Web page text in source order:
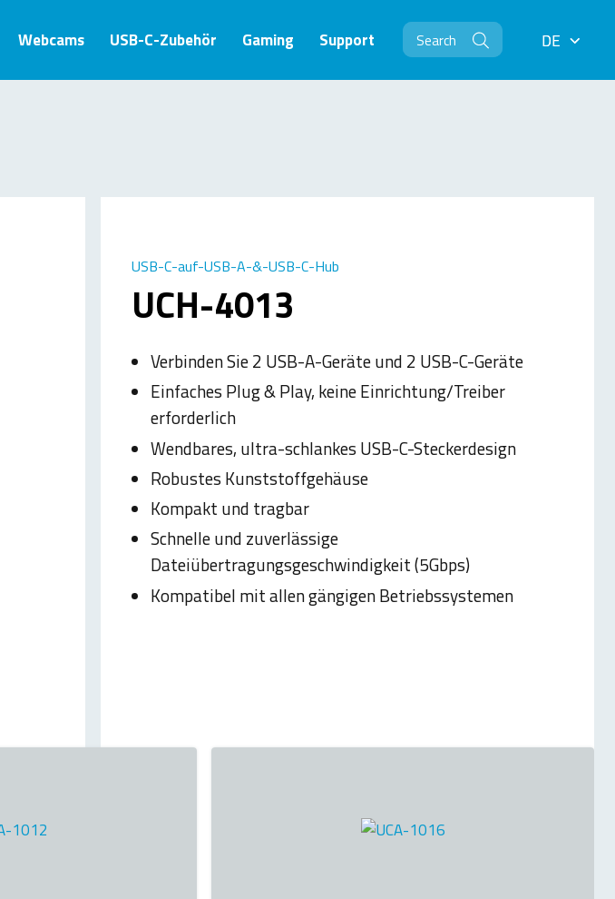
Webcams USB-C-Zubehör Gaming Support DE
DE
UCH-4013
USB-C-auf-USB-A-&-USB-C-Hub
Verbinden Sie 2 USB-A-Geräte und 2 USB-C-Geräte
Einfaches Plug & Play, keine Einrichtung/Treiber
erforderlich
Wendbares, ultra-schlankes USB-C-Steckerdesign
Robustes Kunststoffgehäuse
Kompakt und tragbar
Schnelle und zuverlässige
Dateiübertragungsgeschwindigkeit (5Gbps)
Kompatibel mit allen gängigen Betriebssystemen